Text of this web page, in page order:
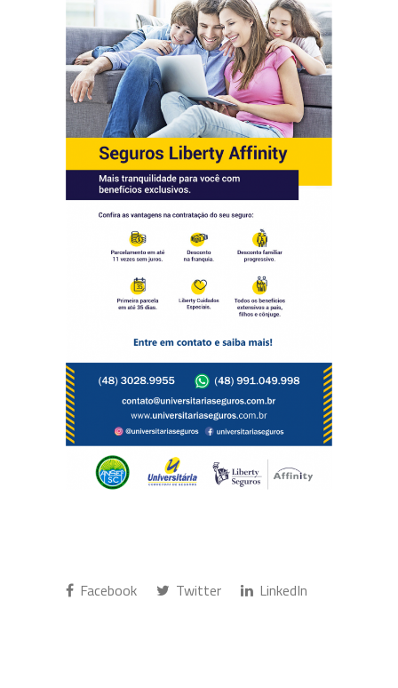
Facebook Twitter LinkedIn